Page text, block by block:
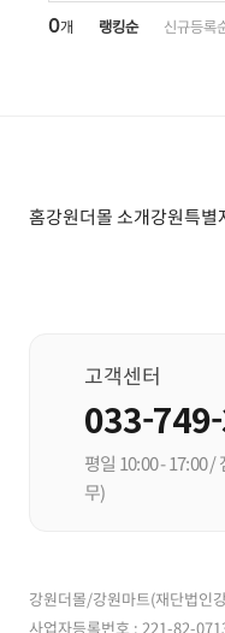
0개 랭킹순 신규등록
홈강원더몰 소개강원특별
고객센터
033-
평일 10:00 - 17:00 /
무)
강원더몰/강원마트(재단법인
사업자등록번호 : 221-82-